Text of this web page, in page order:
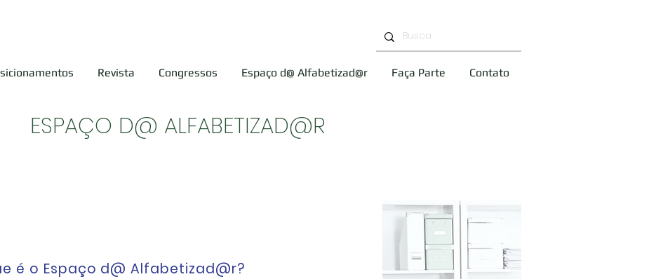
Revista Congressos Espaço d@ Alfabetizad@r Faça Parte Contato
ESPAÇO D@ ALFABETIZAD@R
é o Espaço d@ Alfabetizad@r?